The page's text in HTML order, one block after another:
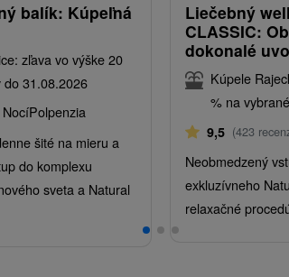
balík: Kúpeľná
zľava vo výške 20
31.08.2026
Polpenzia
šité na mieru a
do komplexu
sveta a Natural
Liečebný
CLASSIC:
dokonalé
Kúpele
% na
9,5 (423
Neobmedzený
exkluzívneho
relaxačné